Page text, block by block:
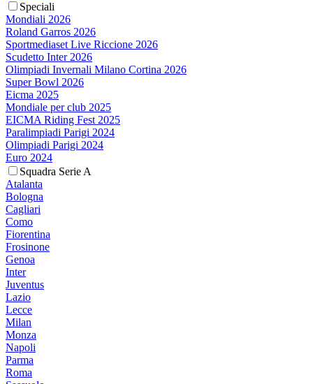
Speciali
Mondiali 2026
Roland Garros 2026
Sportmediaset Live Riccione 2026
Scudetto Inter 2026
Olimpiadi Invernali Milano Cortina 2026
Super Bowl 2026
Eicma 2025
Mondiale per club 2025
EICMA Riding Fest 2025
Paralimpiadi Parigi 2024
Olimpiadi Parigi 2024
Euro 2024
Squadra Serie A
Atalanta
Bologna
Cagliari
Como
Fiorentina
Frosinone
Genoa
Inter
Juventus
Lazio
Lecce
Milan
Monza
Napoli
Parma
Roma